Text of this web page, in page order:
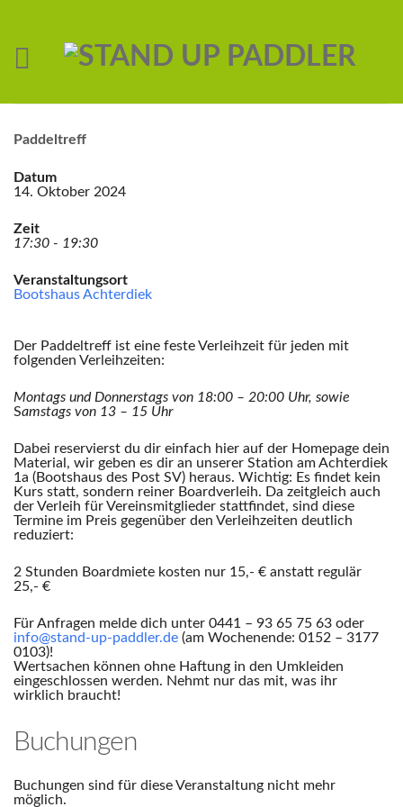
Paddeltreff
Datum
14. Oktober 2024
Zeit
17:30 - 19:30
Veranstaltungsort
Bootshaus Achterdiek
Der Paddeltreff ist eine feste Verleihzeit für jeden mit
folgenden Verleihzeiten:
Montags und Donnerstags von 18:00 – 20:00 Uhr, sowie
Samstags von 13 – 15 Uhr
Dabei reservierst du dir einfach hier auf der Homepage dein
Material, wir geben es dir an unserer Station am Achterdiek
1a (Bootshaus des Post SV) heraus. Wichtig: Es findet kein
Kurs statt, sondern reiner Boardverleih. Da zeitgleich auch
der Verleih für Vereinsmitglieder stattfindet, sind diese
Termine im Preis gegenüber den Verleihzeiten deutlich
reduziert:
2 Stunden Boardmiete kosten nur 15,- € anstatt regulär
25,- €
Für Anfragen melde dich unter 0441 – 93 65 75 63 oder
info@stand-up-paddler.de (am Wochenende: 0152 – 3177
0103)!
Wertsachen können ohne Haftung in den Umkleiden
eingeschlossen werden. Nehmt nur das mit, was ihr
wirklich braucht!
Buchungen
Buchungen sind für diese Veranstaltung nicht mehr
möglich.